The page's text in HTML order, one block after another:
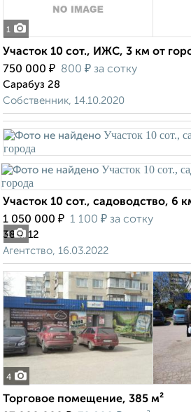
1
Участок 10 сот., ИЖС, 3 км от
750 000 ₽ 800 ₽ за сотку
Сарабуз 28
Собственник, 14.10.2020
1
Участок 10 сот., садоводство, 6
1 050 000 ₽ 1 100 ₽ за сотку
38-я 12
Агентство, 16.03.2022
4
Торговое помещение, 385 м²